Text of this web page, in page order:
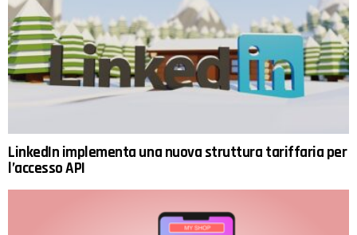
LinkedIn implementa una nuova struttura tariffaria per
l’accesso API